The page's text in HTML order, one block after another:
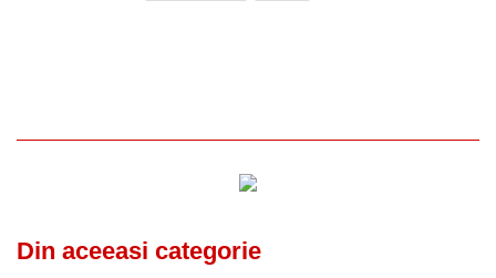
Din aceeasi categorie